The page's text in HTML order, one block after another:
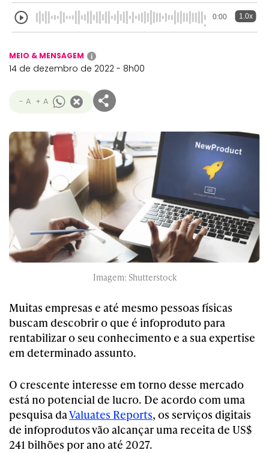
0:00 1.0x
MEIO & MENSAGEM i
14 de dezembro de 2022 - 8h00
- A + A
Imagem: Shutterstock
Muitas empresas e até mesmo pessoas físicas
buscam descobrir o que é infoproduto para
rentabilizar o seu conhecimento e a sua expertise
em determinado assunto.
O crescente interesse em torno desse mercado
está no potencial de lucro. De acordo com uma
pesquisa daValuates Reports, os serviços digitais
de infoprodutos vão alcançar uma receita de US$
241 bilhões por ano até 2027.